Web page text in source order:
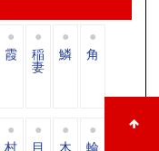
霞 稲
妻
鱗 角
村 目 木 輪